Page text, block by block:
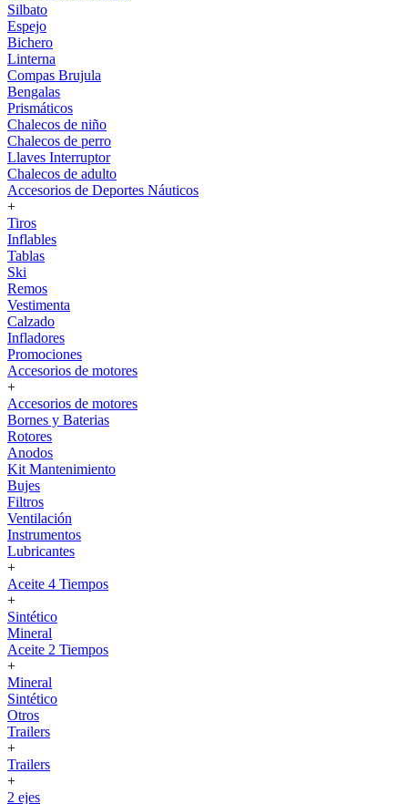
Silbato
Espejo
Bichero
Linterna
Compas Brujula
Bengalas
Prismáticos
Chalecos de niño
Chalecos de perro
Llaves Interruptor
Chalecos de adulto
Accesorios de Deportes Náuticos
+
Tiros
Inflables
Tablas
Ski
Remos
Vestimenta
Calzado
Infladores
Promociones
Accesorios de motores
+
Accesorios de motores
Bornes y Baterias
Rotores
Anodos
Kit Mantenimiento
Bujes
Filtros
Ventilación
Instrumentos
Lubricantes
+
Aceite 4 Tiempos
+
Sintético
Mineral
Aceite 2 Tiempos
+
Mineral
Sintético
Otros
Trailers
+
Trailers
+
2 ejes